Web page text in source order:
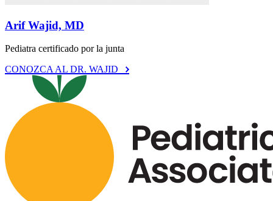
Arif Wajid, MD
Pediatra certificado por la junta
CONOZCA AL DR. WAJID